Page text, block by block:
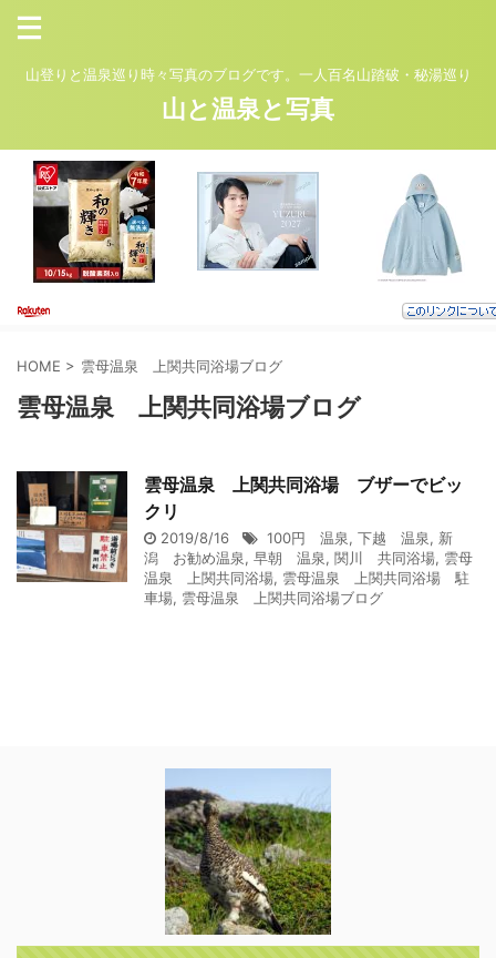
山登りと温泉巡り時々写真のブログです。一人百名山踏破・秘湯巡り
山と温泉と写真
HOME > 雲母温泉 上関共同浴場ブログ
雲母温泉 上関共同浴場ブログ
雲母温泉 上関共同浴場 ブザーでビッ
クリ
2019/8/16 100円 温泉, 下越 温泉, 新
潟 お勧め温泉, 早朝 温泉, 関川 共同浴場, 雲母
温泉 上関共同浴場, 雲母温泉 上関共同浴場 駐
車場, 雲母温泉 上関共同浴場ブログ